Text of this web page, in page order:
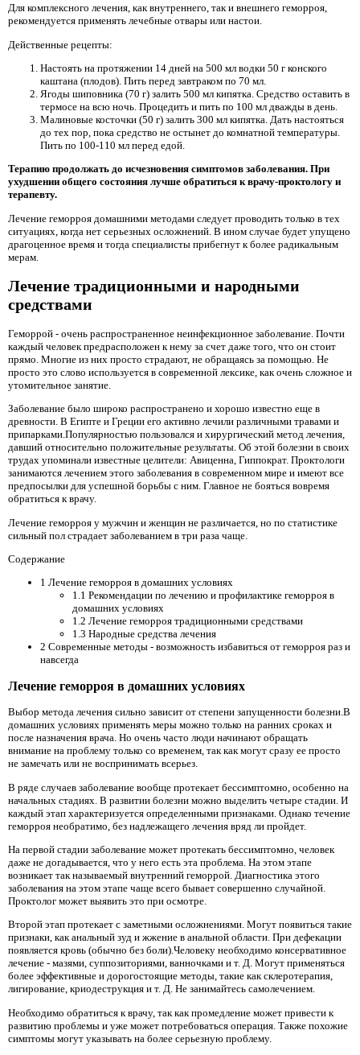
Для комплексного лечения, как внутреннего, так и внешнего геморроя,
рекомендуется применять лечебные отвары или настои.
Действенные рецепты:
Настоять на протяжении 14 дней на 500 мл водки 50 г конского
каштана (плодов). Пить перед завтраком по 70 мл.
Ягоды шиповника (70 г) залить 500 мл кипятка. Средство оставить в
термосе на всю ночь. Процедить и пить по 100 мл дважды в день.
Малиновые косточки (50 г) залить 300 мл кипятка. Дать настояться
до тех пор, пока средство не остынет до комнатной температуры.
Пить по 100-110 мл перед едой.
Терапию продолжать до исчезновения симптомов заболевания. При
ухудшении общего состояния лучше обратиться к врачу-проктологу и
терапевту.
Лечение геморроя домашними методами следует проводить только в тех
ситуациях, когда нет серьезных осложнений. В ином случае будет упущено
драгоценное время и тогда специалисты прибегнут к более радикальным
мерам.
Лечение традиционными и народными
средствами
Геморрой - очень распространенное неинфекционное заболевание. Почти
каждый человек предрасположен к нему за счет даже того, что он стоит
прямо. Многие из них просто страдают, не обращаясь за помощью. Не
просто это слово используется в современной лексике, как очень сложное и
утомительное занятие.
Заболевание было широко распространено и хорошо известно еще в
древности. В Египте и Греции его активно лечили различными травами и
припарками.Популярностью пользовался и хирургический метод лечения,
давший относительно положительные результаты. Об этой болезни в своих
трудах упоминали известные целители: Авиценна, Гиппократ. Проктологи
занимаются лечением этого заболевания в современном мире и имеют все
предпосылки для успешной борьбы с ним. Главное не бояться вовремя
обратиться к врачу.
Лечение геморроя у мужчин и женщин не различается, но по статистике
сильный пол страдает заболеванием в три раза чаще.
Содержание
1 Лечение геморроя в домашних условиях
1.1 Рекомендации по лечению и профилактике геморроя в
домашних условиях
1.2 Лечение геморроя традиционными средствами
1.3 Народные средства лечения
2 Современные методы - возможность избавиться от геморроя раз и
навсегда
Лечение геморроя в домашних условиях
Выбор метода лечения сильно зависит от степени запущенности болезни.В
домашних условиях применять меры можно только на ранних сроках и
после назначения врача. Но очень часто люди начинают обращать
внимание на проблему только со временем, так как могут сразу ее просто
не замечать или не воспринимать всерьез.
В ряде случаев заболевание вообще протекает бессимптомно, особенно на
начальных стадиях. В развитии болезни можно выделить четыре стадии. И
каждый этап характеризуется определенными признаками. Однако течение
геморроя необратимо, без надлежащего лечения вряд ли пройдет.
На первой стадии заболевание может протекать бессимптомно, человек
даже не догадывается, что у него есть эта проблема. На этом этапе
возникает так называемый внутренний геморрой. Диагностика этого
заболевания на этом этапе чаще всего бывает совершенно случайной.
Проктолог может выявить это при осмотре.
Второй этап протекает с заметными осложнениями. Могут появиться такие
признаки, как анальный зуд и жжение в анальной области. При дефекации
появляется кровь (обычно без боли).Человеку необходимо консервативное
лечение - мазями, суппозиториями, ванночками и т. Д. Могут применяться
более эффективные и дорогостоящие методы, такие как склеротерапия,
лигирование, криодеструкция и т. Д. Не занимайтесь самолечением.
Необходимо обратиться к врачу, так как промедление может привести к
развитию проблемы и уже может потребоваться операция. Также похожие
симптомы могут указывать на более серьезную проблему.